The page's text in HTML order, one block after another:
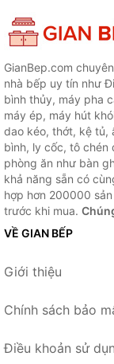
GianBep.com
nhà bếp uy tín như
bình thủy, máy pha
máy ép, máy hút
dao kéo, thớt, kệ tủ,
bình, ly cốc, tô chén
phòng ăn như bàn
khả năng sẵn có
hợp hơn 200000
trước khi mua.
VỀ GIAN BẾP
Giới thiệu
Chính sách bảo
Điều khoản sử